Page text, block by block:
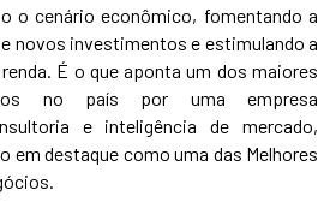
o cenário econômico, fomentando a
novos investimentos e estimulando a
É o que aponta um dos maiores
no país por uma empresa
e inteligência de mercado,
em destaque como uma das Melhores